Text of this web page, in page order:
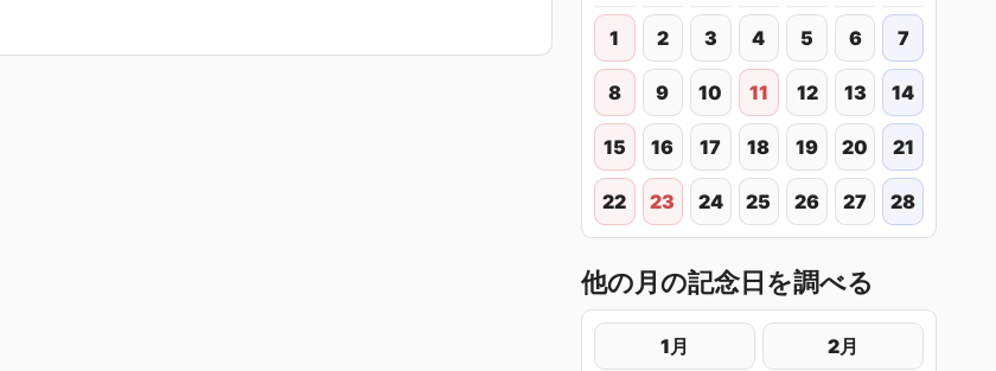
1 2 3 4 5 6 7
8 9 10 11 12 13 14
15 16 17 18 19 20 21
22 23 24 25 26 27 28
他の月の記念日を調べる
1月 2月